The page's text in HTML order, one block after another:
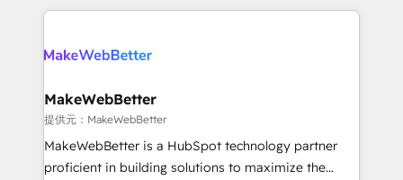
only firm in the world to hold Elite Partner
clients gain a unique advantage in CRM architecture,
market execution. Why B2B Businesses Choose RP: -
Secure: Soc2 compliant 🛡️ - Pricing: Implementations
starting at $1,5k 💵 - Speed: Launch in 14 days ⚡ -
Global: 75+ RPers across five continents 🌐 - Scale:
MakeWebBetter
提供元：MakeWebBetter
MakeWebBetter is a HubSpot technology partner
proficient in building solutions to maximize the